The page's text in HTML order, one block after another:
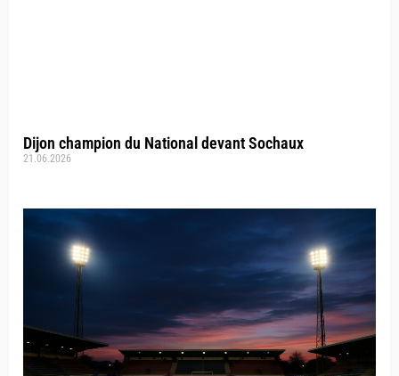
Dijon champion du National devant Sochaux
21.06.2026